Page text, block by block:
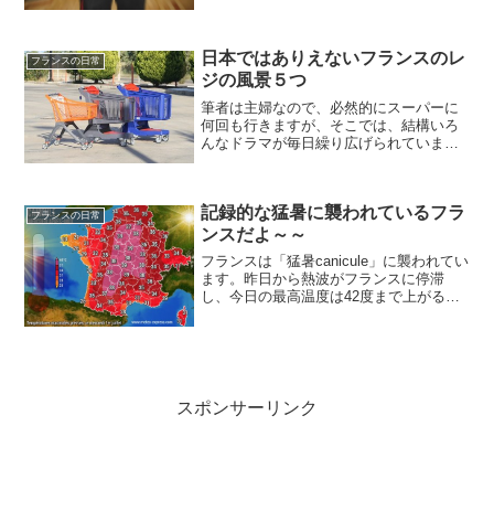
フランスの日常
日本ではありえないフランスのレ
ジの風景５つ
筆者は主婦なので、必然的にスーパーに
何回も行きますが、そこでは、結構いろ
んなドラマが毎日繰り広げられていま
レジに並んでいたら、ul...
フランスの日常
記録的な猛暑に襲われているフラ
ンスだよ～～
フランスは「猛暑canicule」に襲われてい
ます。昨日から熱波がフランスに停滞
し、今日の最高温度は42度まで上がると
スポンサーリンク